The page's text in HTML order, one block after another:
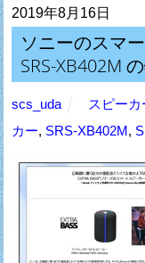
2019年8月16日
ソニーのスマ
SRS-XB402M
scs_uda スピーカ
カー, SRS-XB402M ,